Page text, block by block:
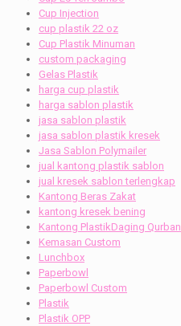
Cup Injection
cup plastik 22 oz
Cup Plastik Minuman
custom packaging
Gelas Plastik
harga cup plastik
harga sablon plastik
jasa sablon plastik
jasa sablon plastik kresek
Jasa Sablon Polymailer
jual kantong plastik sablon
jual kresek sablon terlengkap
Kantong Beras Zakat
kantong kresek bening
Kantong PlastikDaging Qurban
Kemasan Custom
Lunchbox
Paperbowl
Paperbowl Custom
Plastik
Plastik OPP